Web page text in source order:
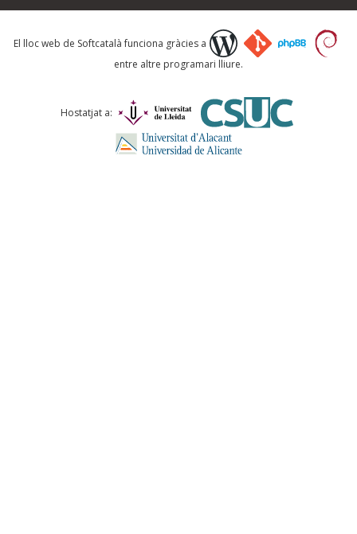
Què proposeu?
Comentari *
El lloc web de Softcatalà funciona gràcies a
entre altre programari lliure.
Hostatjat a: